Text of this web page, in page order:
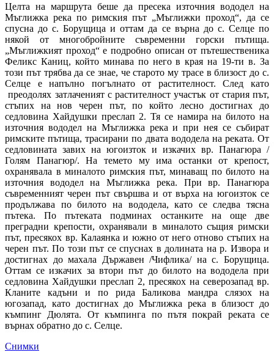
Целта на маршрута беше да пресека източния вододел на
Мъглижка река по римския път „Мъглижки проход“, да се
спусна до с. Борущица и оттам да се върна до с. Селце по
някой от многобройните съвременни горски пътища.
„Мъглижкият проход“ е подробно описан от пътешественика
Феликс Каниц, който минава по него в края на 19-ти в. За
този път трябва да се знае, че старото му трасе в близост до с.
Селце е напълно погълнато от растителност. След като
преодолях затлаченият с растителност участък от стария път,
стъпих на нов черен път, по който лесно достигнах до
седловина Хайдушки преслап 2. Тя се намира на билото на
източния вододел на Мъглижка река и при нея се събират
римските пътища, трасирани по двата вододела на реката. От
седловината завих на югоизток и изкачих вр. Панагюра /
Голям Панагюр/. На темето му има останки от крепост,
охранявала в миналото римския път, минаващ по билото на
източния вододел на Мъглижка река. При вр. Панагюра
съвременният черен път свършва и от върха на югоизток се
продължава по билото на вододела, като се следва тясна
пътека. По пътеката подминах останките на още две
преградни крепости, охранявали в миналото същия римски
път, пресякох вр. Калаянка и южно от него отново стъпих на
черен път. По този път се спуснах в долината на р. Извора и
достигнах до махала Държавен /Чифлика/ на с. Борущица.
Оттам се изкачих за втори път до билото на вододела при
седловина Хайдушки преслап 2, пресякох на северозапад вр.
Кланите кадъни и по рида Баликова мандра слязох на
югозапад, като достигнах до Мъглижка река в близост до
къмпинг Дюлята. От къмпинга по пътя покрай реката се
върнах обратно до с. Селце.
Снимки